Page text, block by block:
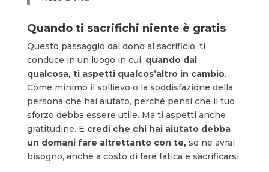
Quando ti sacrifichi niente è gratis
Questo passaggio dal dono al sacrificio, ti
conduce in un luogo in cui, quando dai
qualcosa, ti aspetti qualcos’altro in cambio.
Come minimo il sollievo o la soddisfazione della
persona che hai aiutato, perché pensi che il tuo
sforzo debba essere utile. Ma ti aspetti anche
gratitudine. E credi che chi hai aiutato debba
un domani fare altrettanto con te,se ne avrai
bisogno, anche a costo di fare fatica e sacrificarsi.